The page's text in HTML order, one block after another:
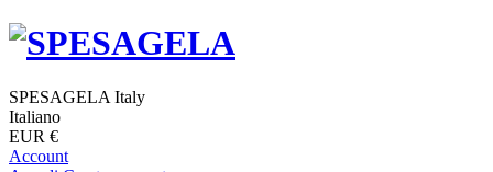
SPESAGELA Italy
Italiano
EUR €
Account